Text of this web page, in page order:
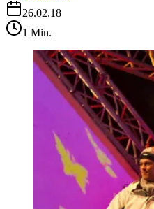
26.02.18
1 Min.